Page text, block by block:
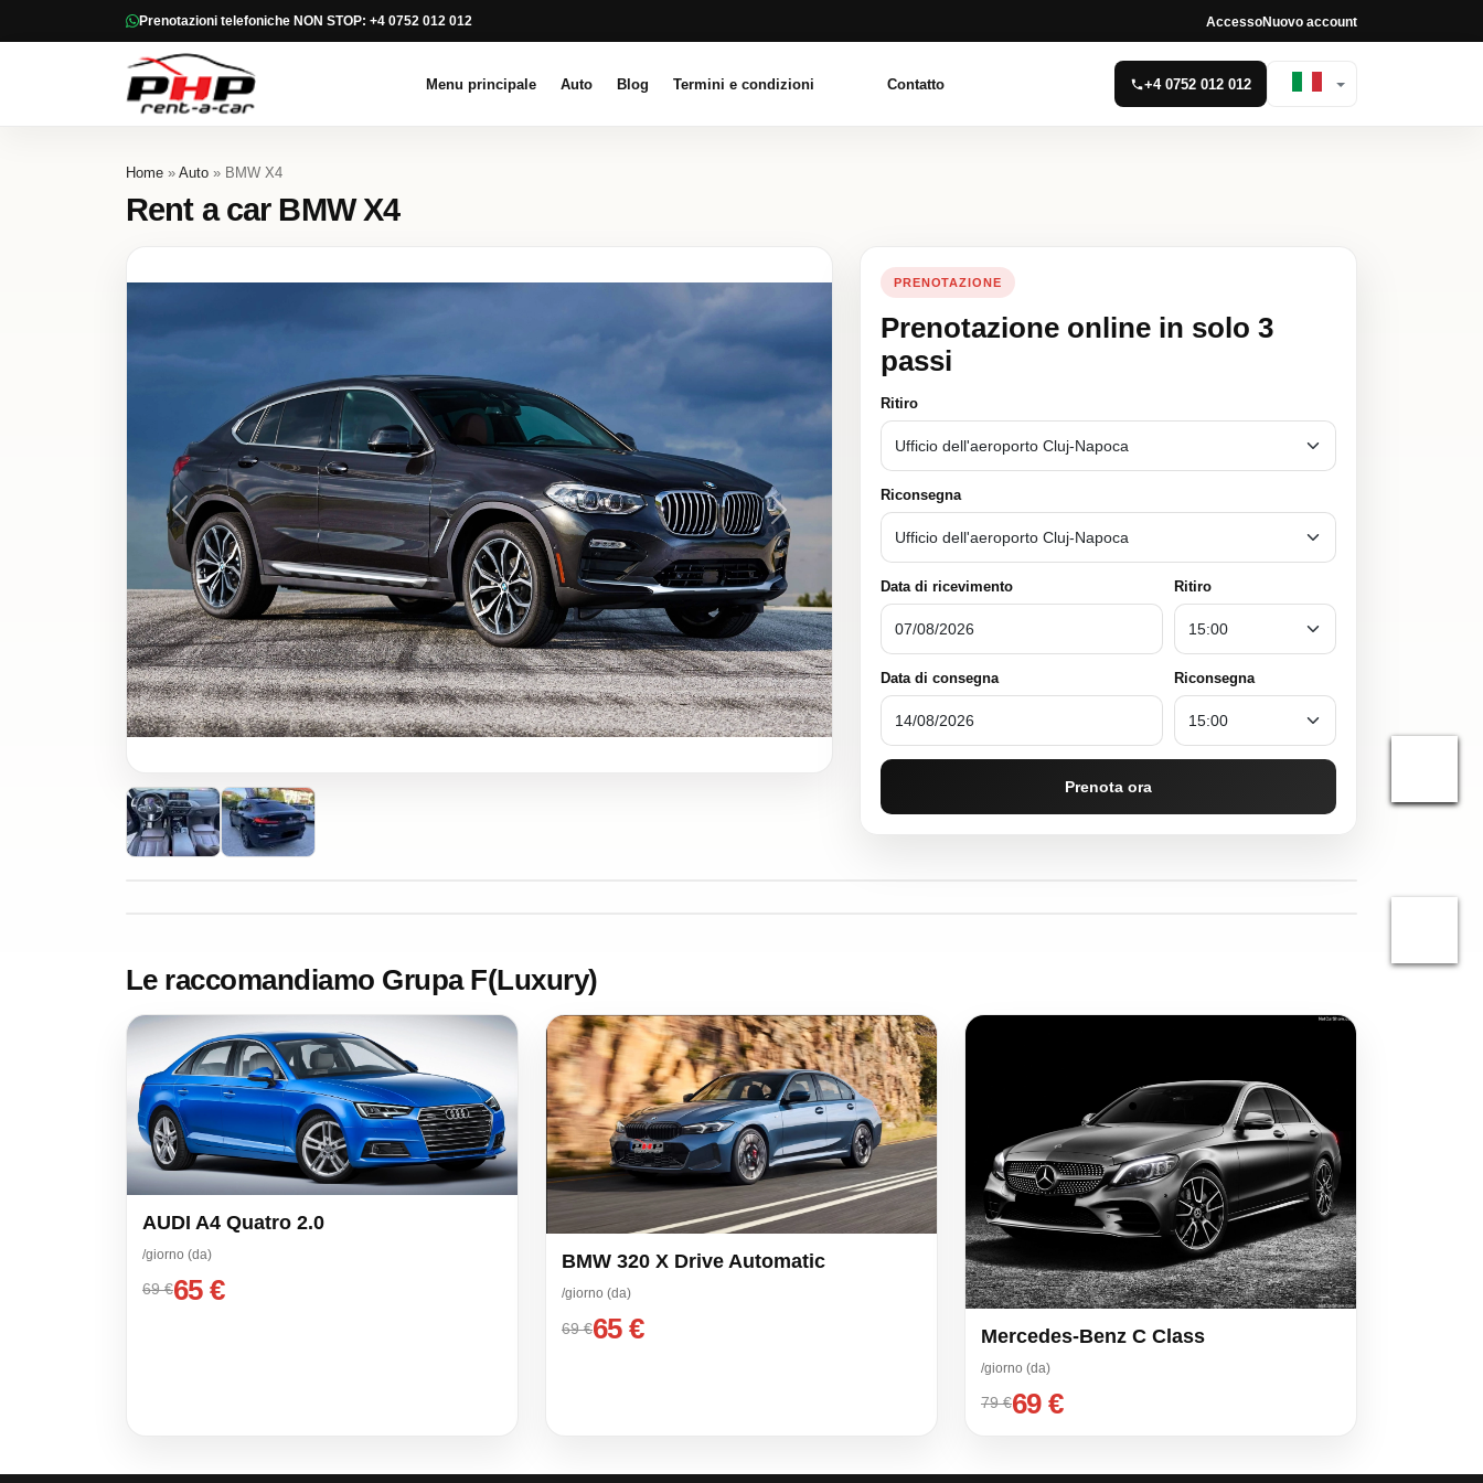
Prenotazioni telefoniche NON STOP: +4 0752 012 012 AccessoNuovo account
Menu principale Auto Blog Termini e condizioni Contatto +4 0752 012 012
Home » Auto » BMW X4
Rent a car BMW X4
Previous Next
PRENOTAZIONE
Prenotazione online in solo 3
passi
Ritiro
Riconsegna
Data di ricevimento Ritiro
Data di consegna Riconsegna
Prenota ora
Le raccomandiamo Grupa F(Luxury)
AUDI A4 Quatro 2.0
/giorno (da)
69 €65 €
BMW 320 X Drive Automatic
/giorno (da)
69 €65 € Mercedes-Benz C Class
/giorno (da)
79 €69 €